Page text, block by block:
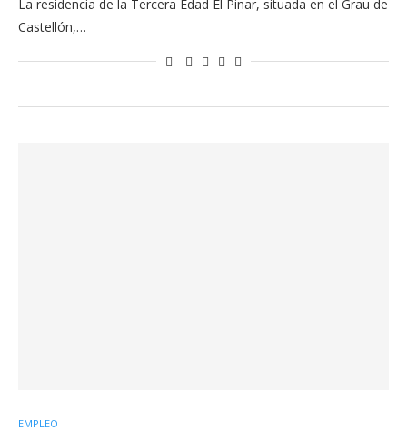
La residencia de la Tercera Edad El Pinar, situada en el Grau de
Castellón,…
EMPLEO